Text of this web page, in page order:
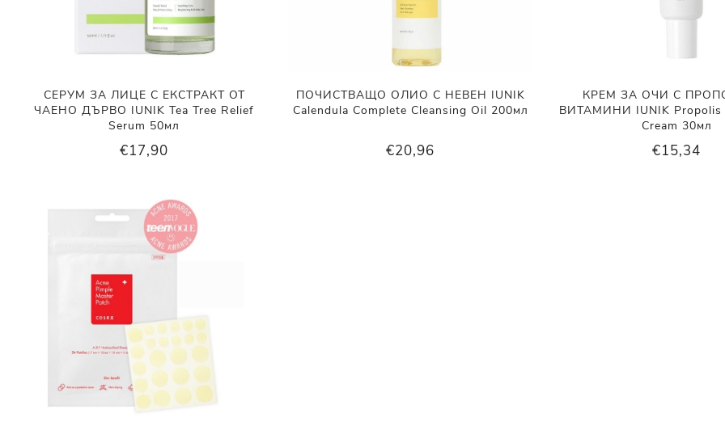
СЕРУМ ЗА ЛИЦЕ С ЕКСТРАКТ ОТ
ЧАЕНО ДЪРВО IUNIK Tea Tree Relief
Serum 50мл
€17,90
ПОЧИСТВАЩО ОЛИО С НЕВЕН IUNIK
Calendula Complete Cleansing Oil 200мл
€20,96
КРЕМ ЗА ОЧИ С
ВИТАМИНИ IUNIK Propolis
Cream 30мл
€15,34